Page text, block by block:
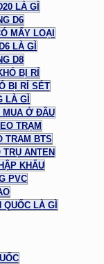
LÀ GÌ
D6
MẤY LOẠI
LÀ GÌ
D8
BỊ RỈ
BỊ RỈ SÉT
LÀ GÌ
MUA Ở ĐÂU
TRẠM
TRẠM BTS
ANTEN
KHẨU
PVC
QUỐC LÀ GÌ